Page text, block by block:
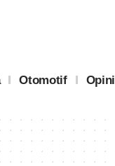
Otomotif Opini